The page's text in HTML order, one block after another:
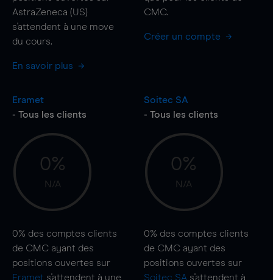
AstraZeneca (US)
s'attendent à une move
du cours.
En savoir plus
CMC.
Créer un compte
Eramet
- Tous les clients
0%
N/A
0% des comptes clients
de CMC ayant des
positions ouvertes sur
Eramet s'attendent à une
Soitec SA
- Tous les clients
0%
N/A
0% des comptes clients
de CMC ayant des
positions ouvertes sur
Soitec SA s'attendent à